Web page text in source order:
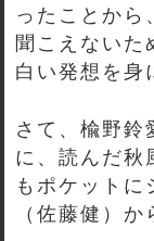
ったことから
聞こえないた
白い発想を身
さて、楡野鈴
に、読んだ秋
もポケットに
（佐藤健）